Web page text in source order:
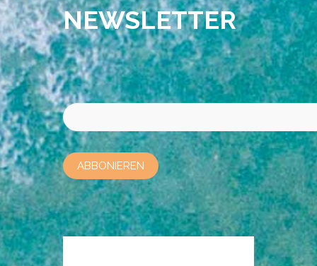
NEWSLETTER
Bitte lasse dieses Feld leer.